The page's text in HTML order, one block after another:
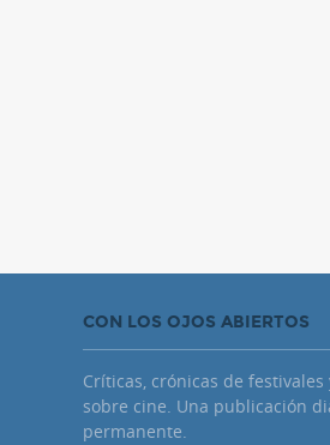
CON LOS OJOS ABIERTOS
Críticas, crónicas de festivales
sobre cine. Una publicación
permanente.